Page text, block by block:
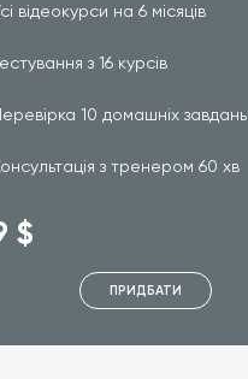
відеокурси на 6 місяців
з 16 курсів
10 домашніх завдань
з тренером 60 хв
$
ПРИДБАТИ